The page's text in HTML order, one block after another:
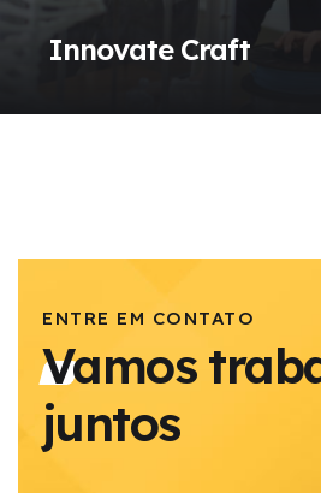
Innovate Craft
ENTRE EM CONTATO
Vamos
juntos